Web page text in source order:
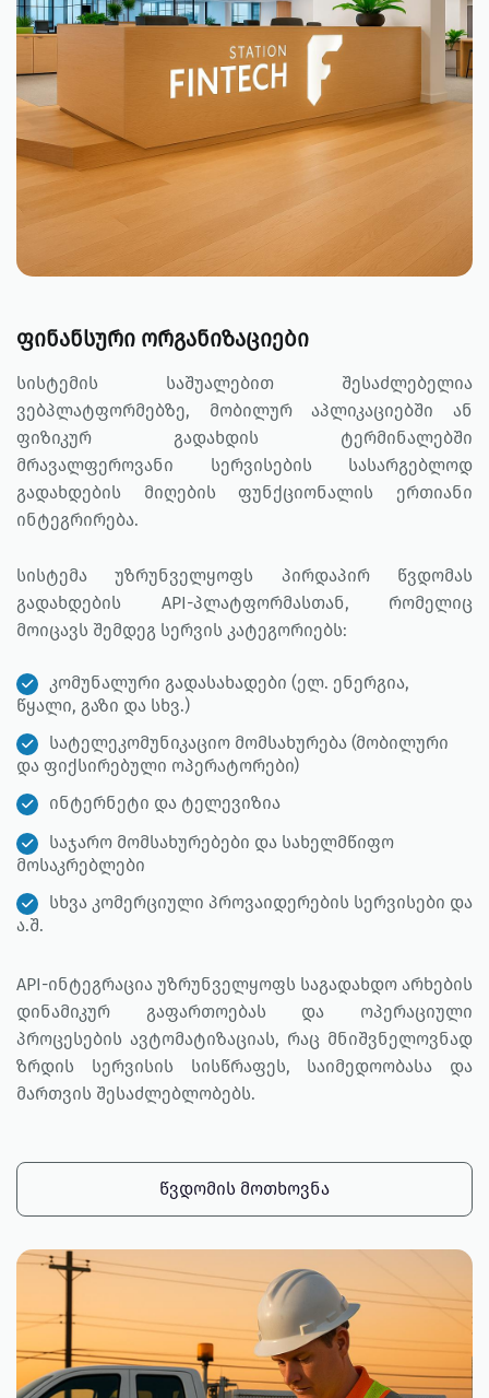
ფინანსური ორგანიზაციები
სისტემის საშუალებით შესაძლებელია
ვებპლატფორმებზე, მობილურ აპლიკაციებში ან
ფიზიკურ გადახდის ტერმინალებში
მრავალფეროვანი სერვისების სასარგებლოდ
გადახდების მიღების ფუნქციონალის ერთიანი
ინტეგრირება.
სისტემა უზრუნველყოფს პირდაპირ წვდომას
გადახდების API-პლატფორმასთან, რომელიც
მოიცავს შემდეგ სერვის კატეგორიებს:
კომუნალური გადასახადები (ელ. ენერგია,
წყალი, გაზი და სხვ.)
სატელეკომუნიკაციო მომსახურება (მობილური
და ფიქსირებული ოპერატორები)
ინტერნეტი და ტელევიზია
საჯარო მომსახურებები და სახელმწიფო
მოსაკრებლები
სხვა კომერციული პროვაიდერების სერვისები და
ა.შ.
API-ინტეგრაცია უზრუნველყოფს საგადახდო არხების
დინამიკურ გაფართოებას და ოპერაციული
პროცესების ავტომატიზაციას, რაც მნიშვნელოვნად
ზრდის სერვისის სისწრაფეს, საიმედოობასა და
მართვის შესაძლებლობებს.
ᲬᲕᲓᲝᲛᲘᲡ ᲛᲝᲗᲮᲝᲕᲜᲐ